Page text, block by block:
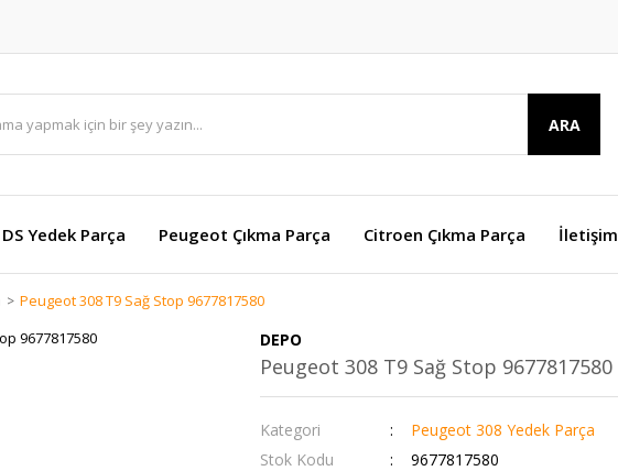
ARA
DS Yedek Parça Peugeot Çıkma Parça Citroen Çıkma Parça İletişim
Peugeot 308 T9 Sağ Stop 9677817580
DEPO
Peugeot 308 T9 Sağ Stop 9677817580
Kategori
Peugeot 308 Yedek Parça
Stok Kodu
9677817580